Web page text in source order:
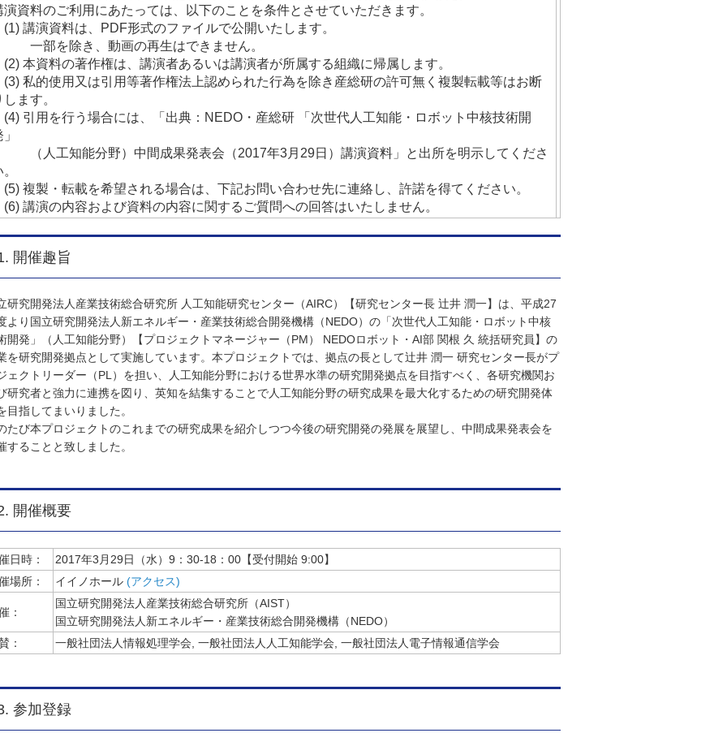
演資料のご利用にあたっては、以下のことを条件とさせていただきます。
講演資料は、PDF形式のファイルで公開いたします。
部を除き、動画の再生はできません。
本資料の著作権は、講演者あるいは講演者が所属する組織に帰属します。
私的使用又は引用等著作権法上認められた行為を除き産総研の許可無く複製転載等はお断
します。
引用を行う場合には、「出典：NEDO・産総研 「次世代人工知能・ロボット中核技術開
人工知能分野）中間成果発表会（2017年3月29日）講演資料」と出所を明示してくださ
複製・転載を希望される場合は、下記お問い合わせ先に連絡し、許諾を得てください。
講演の内容および資料の内容に関するご質問への回答はいたしません。
開催趣旨
研究開発法人産業技術総合研究所 人工知能研究センター（AIRC）【研究センター長 辻井 潤一】は、平成27
より国立研究開発法人新エネルギー・産業技術総合開発機構（NEDO）の「次世代人工知能・ロボット中核
開発」（人工知能分野）【プロジェクトマネージャー（PM） NEDOロボット・AI部 関根 久 統括研究員】の
を研究開発拠点として実施しています。本プロジェクトでは、拠点の長として辻井 潤一 研究センター長がプ
ェクトリーダー（PL）を担い、人工知能分野における世界水準の研究開発拠点を目指すべく、各研究機関お
研究者と強力に連携を図り、英知を結集することで人工知能分野の研究成果を最大化するための研究開発体
目指してまいりました。
たび本プロジェクトのこれまでの研究成果を紹介しつつ今後の研究開発の発展を展望し、中間成果発表会を
することと致しました。
開催概要
日時：
2017年3月29日（水）9：30-18：00【受付開始 9:00】
場所：
イイノホール (アクセス)
：
国立研究開発法人産業技術総合研究所（AIST）
国立研究開発法人新エネルギー・産業技術総合開発機構（NEDO）
：
一般社団法人情報処理学会, 一般社団法人人工知能学会, 一般社団法人電子情報通信学会
参加登録